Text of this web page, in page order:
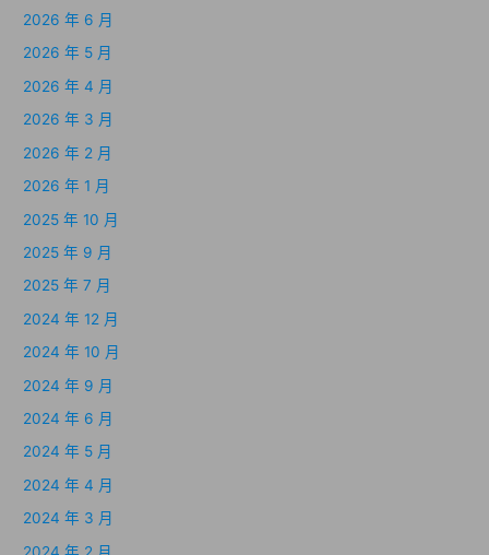
2026 年 6 月
2026 年 5 月
2026 年 4 月
2026 年 3 月
2026 年 2 月
2026 年 1 月
2025 年 10 月
2025 年 9 月
2025 年 7 月
2024 年 12 月
2024 年 10 月
2024 年 9 月
2024 年 6 月
2024 年 5 月
2024 年 4 月
2024 年 3 月
2024 年 2 月